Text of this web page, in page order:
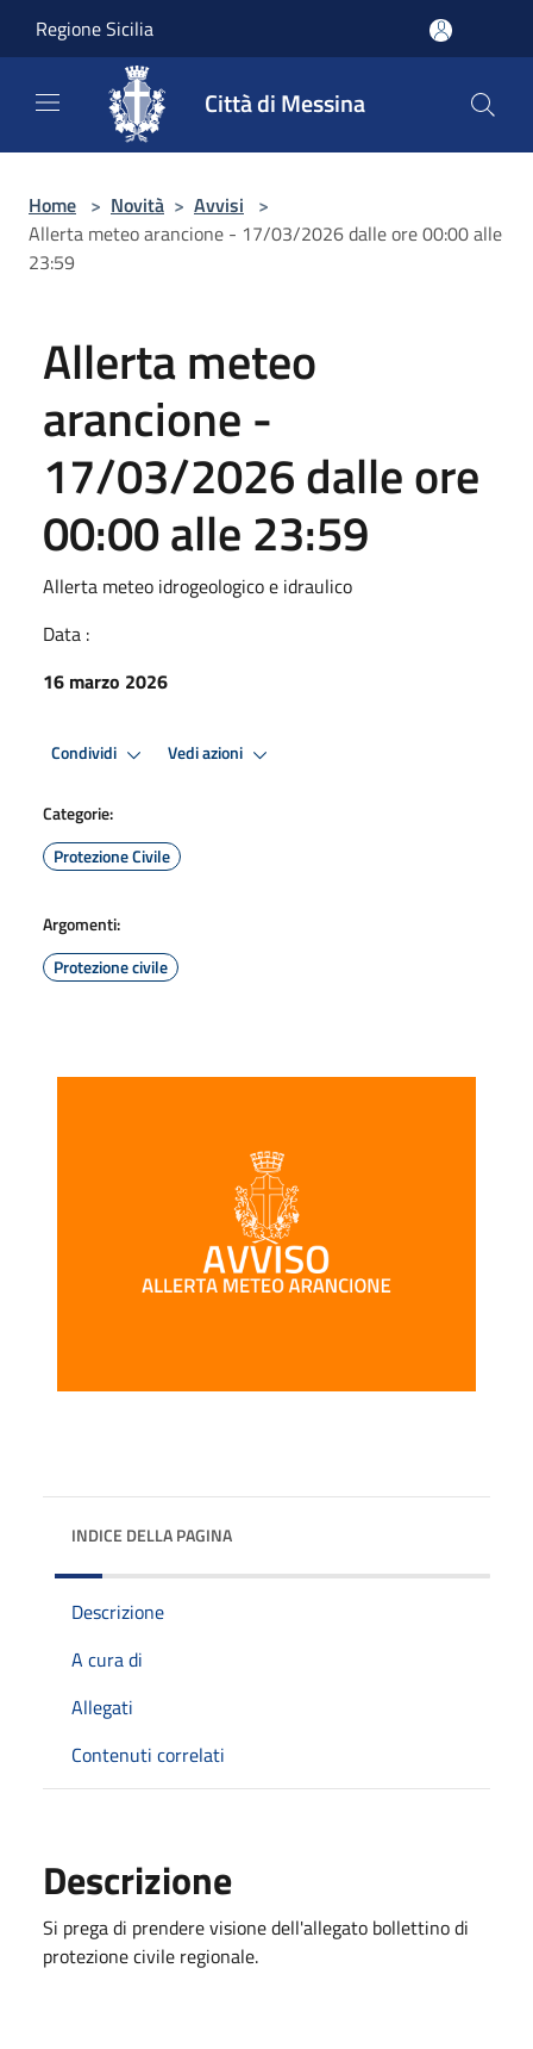
Regione Sicilia
Città di Messina
Home > Novità > Avvisi >
Allerta meteo arancione - 17/03/2026 dalle ore 00:00 alle
23:59
Allerta meteo
arancione -
17/03/2026 dalle ore
00:00 alle 23:59
Allerta meteo idrogeologico e idraulico
Data :
16 marzo 2026
Condividi Vedi azioni
Categorie:
Protezione Civile
Argomenti:
Protezione civile
INDICE DELLA PAGINA
Descrizione
A cura di
Allegati
Contenuti correlati
Descrizione
Si prega di prendere visione dell'allegato bollettino di
protezione civile regionale.